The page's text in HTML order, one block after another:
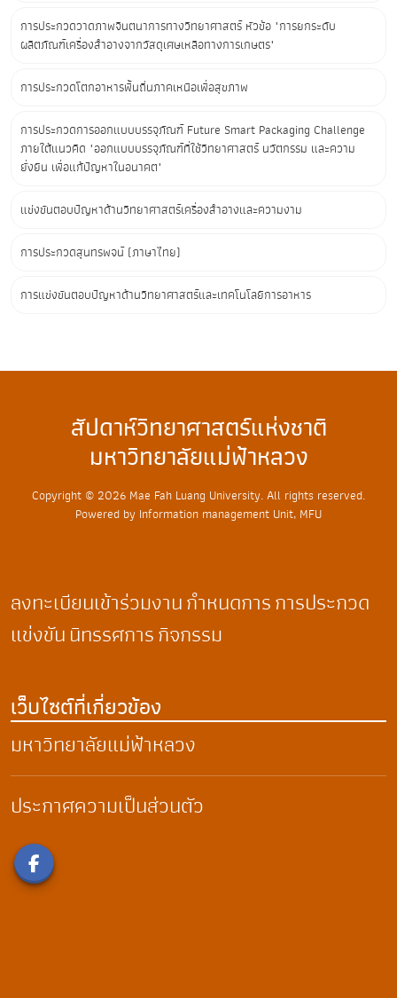
การประกวดวาดภาพจินตนาการทางวิทยาศาสตร์ หัวข้อ "การยกระดับ
ผลิตภัณฑ์เครื่องสำอางจากวัสดุเศษเหลือทางการเกษตร"
การประกวดโตกอาหารพื้นถิ่นภาคเหนือเพื่อสุขภาพ
การประกวดการออกแบบบรรจุภัณฑ์ Future Smart Packaging Challenge
ภายใต้แนวคิด "ออกแบบบรรจุภัณฑ์ที่ใช้วิทยาศาสตร์ นวัตกรรม และความ
ยั่งยืน เพื่อแก้ปัญหาในอนาคต"
แข่งขันตอบปัญหาด้านวิทยาศาสตร์เครื่องสำอางและความงาม
การประกวดสุนทรพจน์ (ภาษาไทย)
การแข่งขันตอบปัญหาด้านวิทยาศาสตร์และเทคโนโลยีการอาหาร
สัปดาห์วิทยาศาสตร์แห่งชาติ
มหาวิทยาลัยแม่ฟ้าหลวง
Copyright © 2026 Mae Fah Luang University. All rights reserved.
Powered by Information management Unit, MFU
ลงทะเบียนเข้าร่วมงานกำหนดการการประกวด
แข่งขันนิทรรศการกิจกรรม
เว็บไซต์ที่เกี่ยวข้อง
มหาวิทยาลัยแม่ฟ้าหลวง
ประกาศความเป็นส่วนตัว